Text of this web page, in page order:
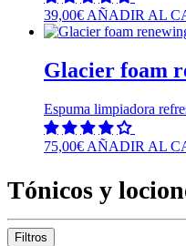
39,00€ AÑADIR AL
Glacier foam
Espuma limpiadora
75,00€ AÑADIR AL
Tónicos y
Filtros